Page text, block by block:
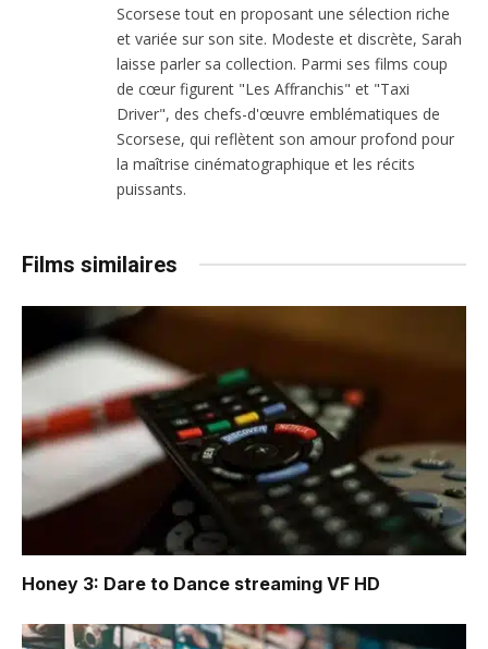
Scorsese tout en proposant une sélection riche
et variée sur son site. Modeste et discrète, Sarah
laisse parler sa collection. Parmi ses films coup
de cœur figurent "Les Affranchis" et "Taxi
Driver", des chefs-d'œuvre emblématiques de
Scorsese, qui reflètent son amour profond pour
la maîtrise cinématographique et les récits
puissants.
Films similaires
Honey 3: Dare to Dance streaming VF HD